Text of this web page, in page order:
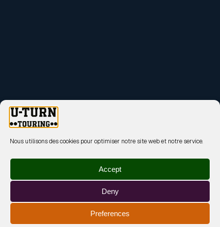
Nous utilisons des cookies pour optimiser notre site web et notre service.
Accept
Deny
Preferences